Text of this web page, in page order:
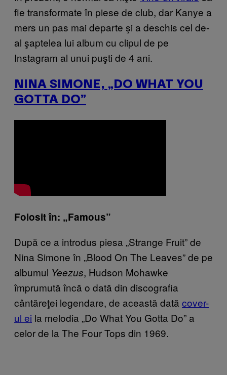
fie transformate în piese de club, dar Kanye a
mers un pas mai departe şi a deschis cel de-
al şaptelea lui album cu clipul de pe
Instagram al unui puşti de 4 ani.
NINA SIMONE, „DO WHAT YOU
GOTTA DO”
Folosit în: „Famous”
După ce a introdus piesa „Strange Fruit” de
Nina Simone în „Blood On The Leaves” de pe
albumul Yeezus, Hudson Mohawke
împrumută încă o dată din discografia
cântăreţei legendare, de această dată cover-
ul ei la melodia „Do What You Gotta Do” a
celor de la The Four Tops din 1969.